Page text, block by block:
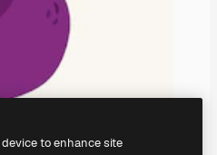
to enhance site